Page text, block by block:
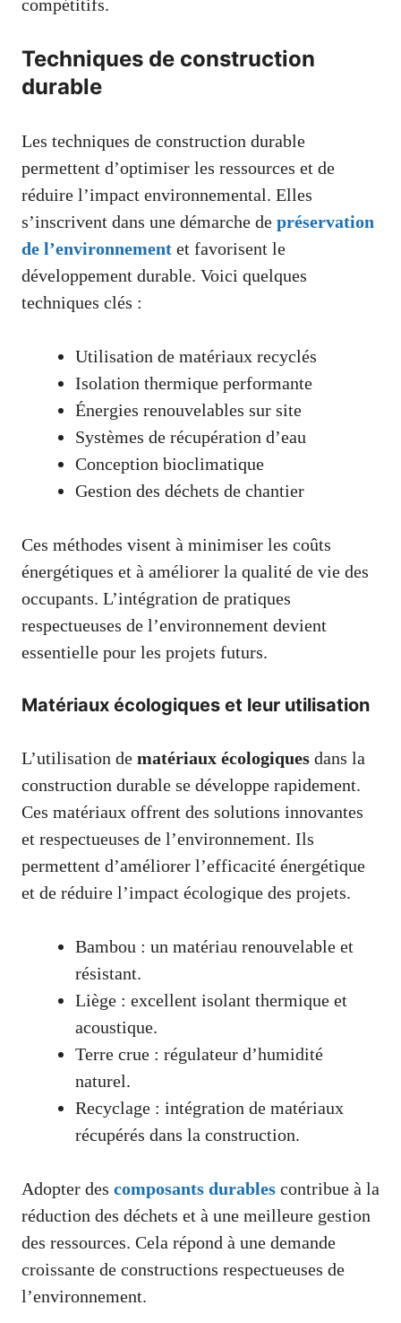
compétitifs.
Techniques de construction
durable
Les techniques de construction durable
permettent d’optimiser les ressources et de
réduire l’impact environnemental. Elles
s’inscrivent dans une démarche de préservation
de l’environnement et favorisent le
développement durable. Voici quelques
techniques clés :
Utilisation de matériaux recyclés
Isolation thermique performante
Énergies renouvelables sur site
Systèmes de récupération d’eau
Conception bioclimatique
Gestion des déchets de chantier
Ces méthodes visent à minimiser les coûts
énergétiques et à améliorer la qualité de vie des
occupants. L’intégration de pratiques
respectueuses de l’environnement devient
essentielle pour les projets futurs.
Matériaux écologiques et leur utilisation
L’utilisation de matériaux écologiques dans la
construction durable se développe rapidement.
Ces matériaux offrent des solutions innovantes
et respectueuses de l’environnement. Ils
permettent d’améliorer l’efficacité énergétique
et de réduire l’impact écologique des projets.
Bambou : un matériau renouvelable et
résistant.
Liège : excellent isolant thermique et
acoustique.
Terre crue : régulateur d’humidité
naturel.
Recyclage : intégration de matériaux
récupérés dans la construction.
Adopter des composants durables contribue à la
réduction des déchets et à une meilleure gestion
des ressources. Cela répond à une demande
croissante de constructions respectueuses de
l’environnement.